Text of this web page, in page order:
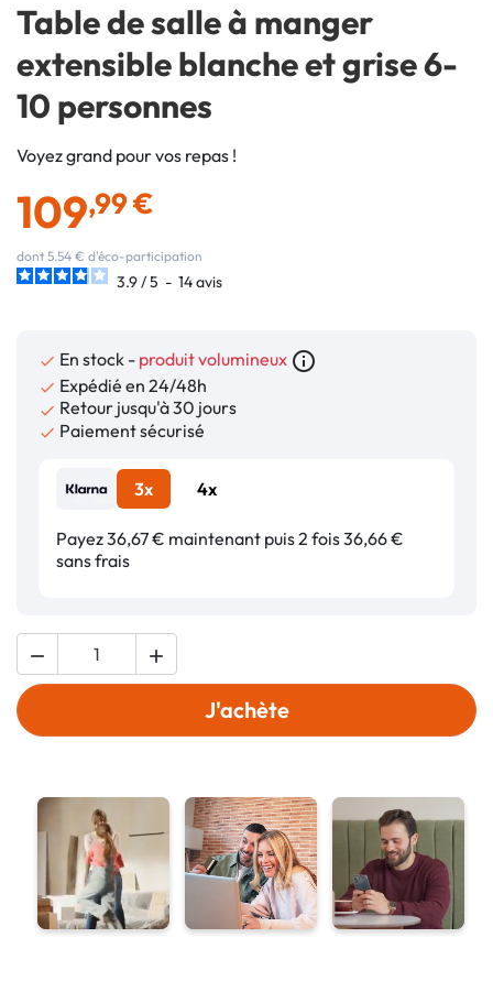
Table de salle à manger
extensible blanche et grise 6-
10 personnes
Voyez grand pour vos repas !
109,99 €
dont 5.54 € d'éco-participation
3.9/5 - 14avis
 En stock - produit volumineux info_outline
 Expédié en 24/48h
 Retour jusqu'à 30 jours
 Paiement sécurisé
3x 4x
Payez 36,67 € maintenant puis 2 fois 36,66 €
sans frais
 
J'achète